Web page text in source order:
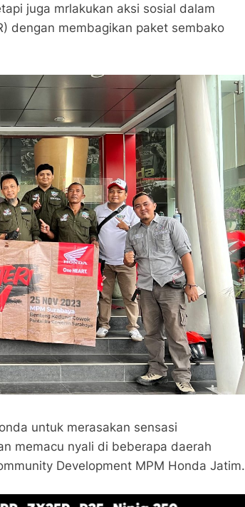
juga mrlakukan aksi sosial dalam
dengan membagikan paket sembako
untuk merasakan sensasi
memacu nyali di beberapa daerah
Development MPM Honda Jatim.